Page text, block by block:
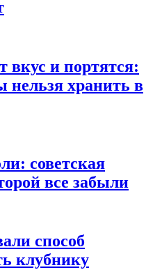
вкус и портятся:
нельзя хранить в
советская
все забыли
способ
клубнику